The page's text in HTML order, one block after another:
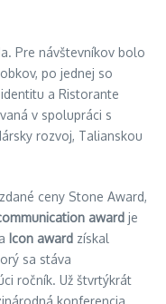
Pre návštevníkov bolo
po jednej so
a Ristorante
v spolupráci s
rozvoj, Talianskou
ceny Stone Award,
award je
Icon award získal
sa stáva
ročník. Už štvrtýkrát
konferencia